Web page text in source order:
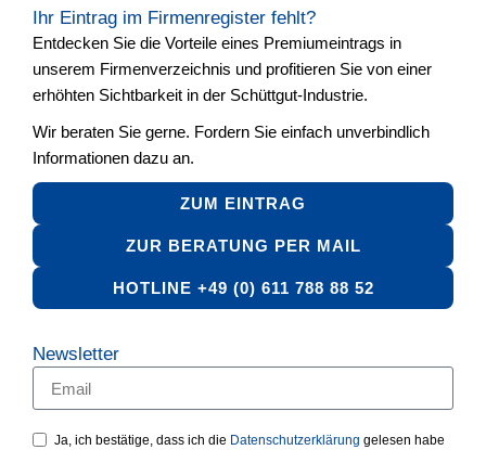
Ihr Eintrag im Firmenregister fehlt?
Entdecken Sie die Vorteile eines Premiumeintrags in
unserem Firmenverzeichnis und profitieren Sie von einer
erhöhten Sichtbarkeit in der Schüttgut-Industrie.
Wir beraten Sie gerne. Fordern Sie einfach unverbindlich
Informationen dazu an.
ZUM EINTRAG
ZUR BERATUNG PER MAIL
HOTLINE +49 (0) 611 788 88 52
Newsletter
Ja, ich bestätige, dass ich die Datenschutzerklärung gelesen habe